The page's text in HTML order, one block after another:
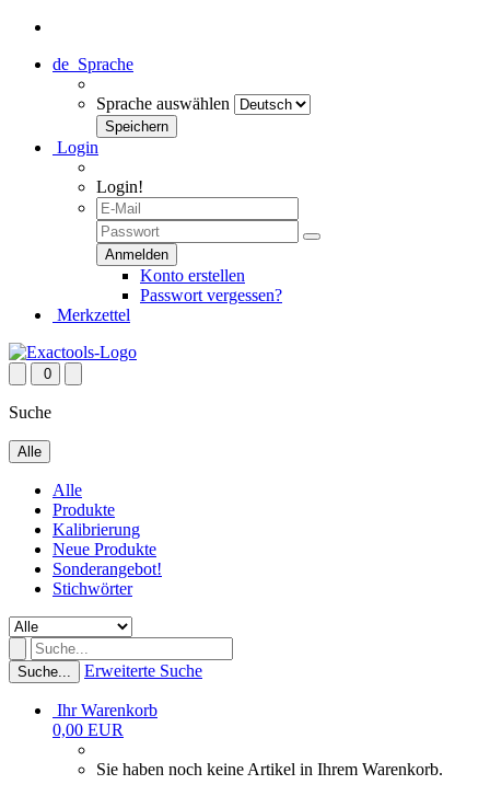
de Sprache
Sprache auswählen
Login
Login!
Konto erstellen
Passwort vergessen?
Merkzettel
0
Suche
Alle
Alle
Produkte
Kalibrierung
Neue Produkte
Sonderangebot!
Stichwörter
Suche... Erweiterte Suche
Ihr Warenkorb
0,00 EUR
Sie haben noch keine Artikel in Ihrem Warenkorb.